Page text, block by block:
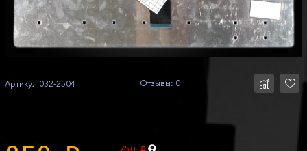
Артикул 032-2504 Отзывы: 0